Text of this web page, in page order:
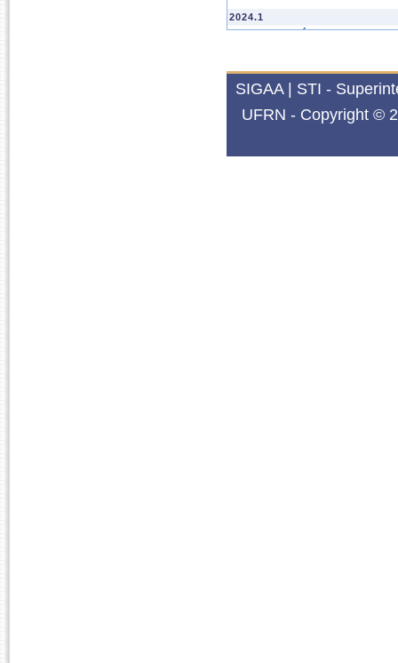
2024.1
SPPDH0012
TÓPICOS ESPECIAIS
2023.1
TÓPICOS
2022.2
SIGAA | STI -
UFRN - Copyright ©